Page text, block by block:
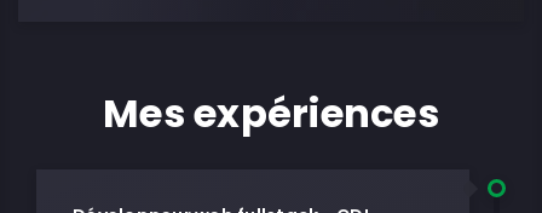
Mes expériences